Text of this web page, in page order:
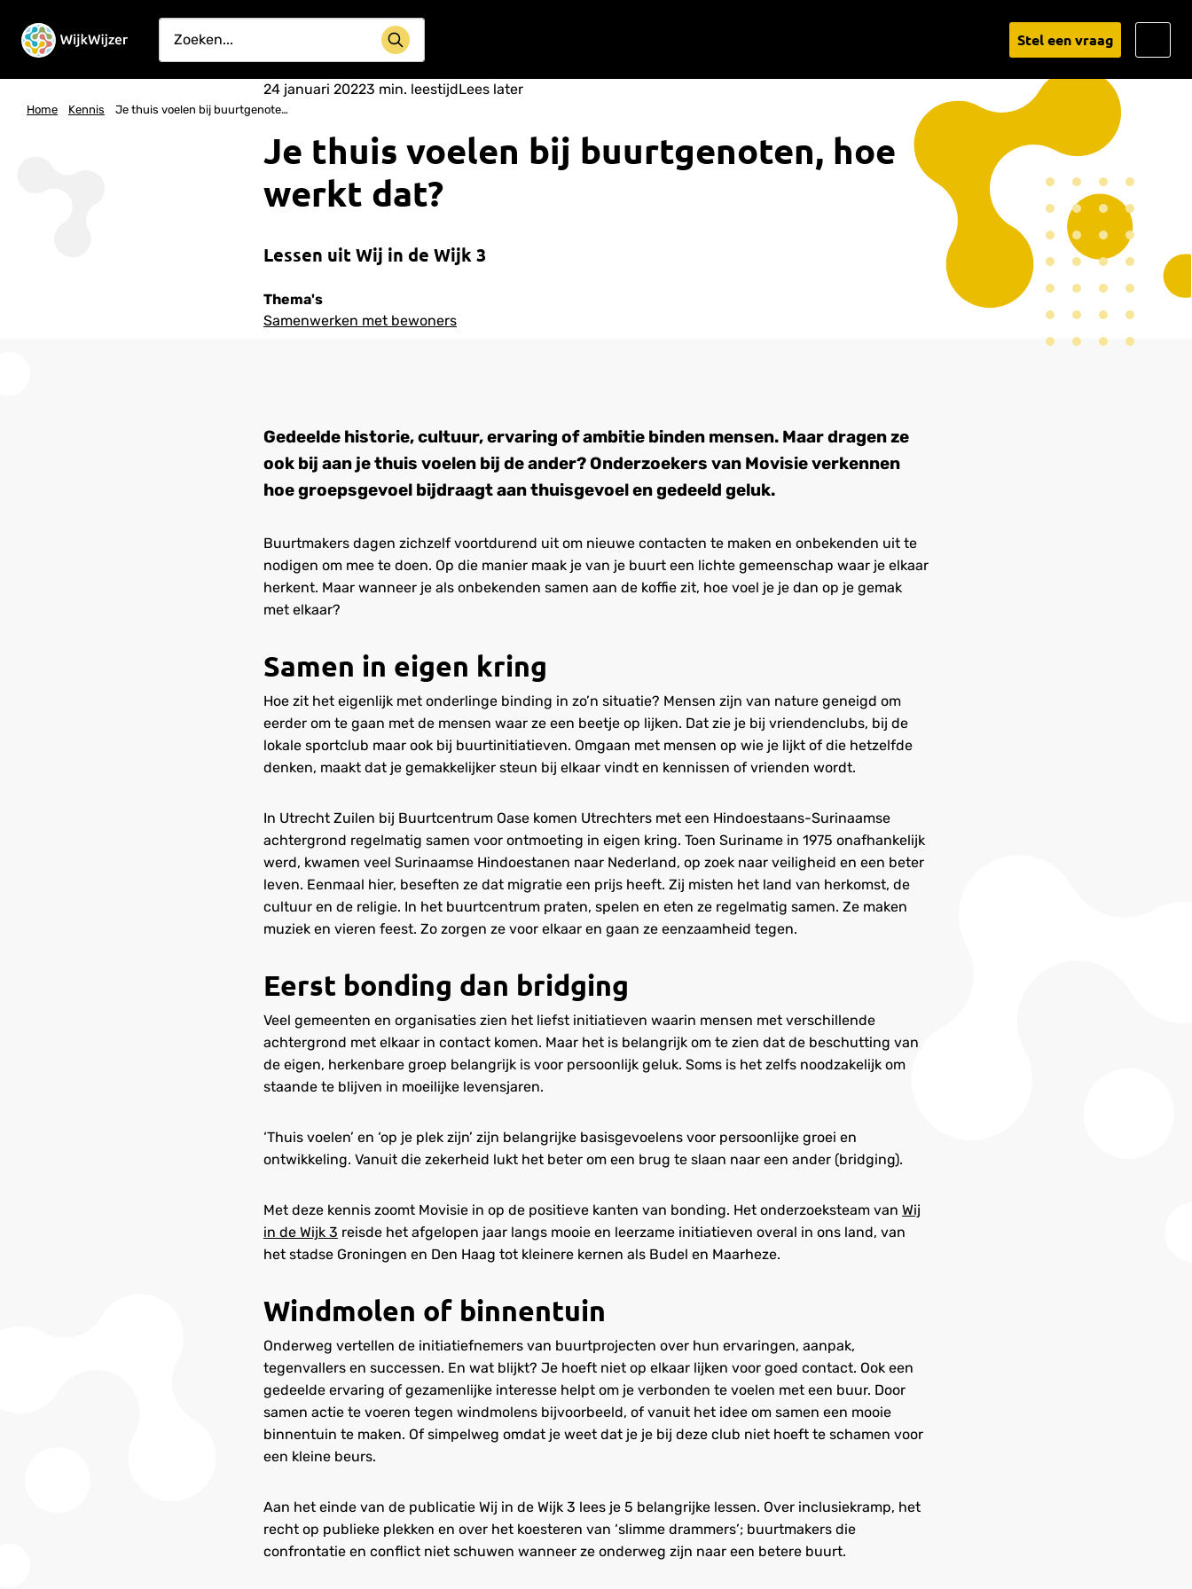
Stel een vraag
to
Home Kennis Je thuis voelen bij buurtgenoten, hoe werkt dat?
24 januari 20223 min. leestijdLees later
Je thuis voelen bij buurtgenoten, hoe
werkt dat?
Lessen uit Wij in de Wijk 3
Thema's
Samenwerken met bewoners
Gedeelde historie, cultuur, ervaring of ambitie binden mensen. Maar dragen ze
ook bij aan je thuis voelen bij de ander? Onderzoekers van Movisie verkennen
hoe groepsgevoel bijdraagt aan thuisgevoel en gedeeld geluk.
Buurtmakers dagen zichzelf voortdurend uit om nieuwe contacten te maken en onbekenden uit te
nodigen om mee te doen. Op die manier maak je van je buurt een lichte gemeenschap waar je elkaar
herkent. Maar wanneer je als onbekenden samen aan de koffie zit, hoe voel je je dan op je gemak
met elkaar?
Samen in eigen kring
Hoe zit het eigenlijk met onderlinge binding in zo’n situatie? Mensen zijn van nature geneigd om
eerder om te gaan met de mensen waar ze een beetje op lijken. Dat zie je bij vriendenclubs, bij de
lokale sportclub maar ook bij buurtinitiatieven. Omgaan met mensen op wie je lijkt of die hetzelfde
denken, maakt dat je gemakkelijker steun bij elkaar vindt en kennissen of vrienden wordt.
In Utrecht Zuilen bij Buurtcentrum Oase komen Utrechters met een Hindoestaans-Surinaamse
achtergrond regelmatig samen voor ontmoeting in eigen kring. Toen Suriname in 1975 onafhankelijk
werd, kwamen veel Surinaamse Hindoestanen naar Nederland, op zoek naar veiligheid en een beter
leven. Eenmaal hier, beseften ze dat migratie een prijs heeft. Zij misten het land van herkomst, de
cultuur en de religie. In het buurtcentrum praten, spelen en eten ze regelmatig samen. Ze maken
muziek en vieren feest. Zo zorgen ze voor elkaar en gaan ze eenzaamheid tegen.
Eerst bonding dan bridging
Veel gemeenten en organisaties zien het liefst initiatieven waarin mensen met verschillende
achtergrond met elkaar in contact komen. Maar het is belangrijk om te zien dat de beschutting van
de eigen, herkenbare groep belangrijk is voor persoonlijk geluk. Soms is het zelfs noodzakelijk om
staande te blijven in moeilijke levensjaren.
‘Thuis voelen’ en ‘op je plek zijn’ zijn belangrijke basisgevoelens voor persoonlijke groei en
ontwikkeling. Vanuit die zekerheid lukt het beter om een brug te slaan naar een ander (bridging).
Met deze kennis zoomt Movisie in op de positieve kanten van bonding. Het onderzoeksteam van Wij
in de Wijk 3 reisde het afgelopen jaar langs mooie en leerzame initiatieven overal in ons land, van
het stadse Groningen en Den Haag tot kleinere kernen als Budel en Maarheze.
Windmolen of binnentuin
Onderweg vertellen de initiatiefnemers van buurtprojecten over hun ervaringen, aanpak,
tegenvallers en successen. En wat blijkt? Je hoeft niet op elkaar lijken voor goed contact. Ook een
gedeelde ervaring of gezamenlijke interesse helpt om je verbonden te voelen met een buur. Door
samen actie te voeren tegen windmolens bijvoorbeeld, of vanuit het idee om samen een mooie
binnentuin te maken. Of simpelweg omdat je weet dat je je bij deze club niet hoeft te schamen voor
een kleine beurs.
Aan het einde van de publicatie Wij in de Wijk 3 lees je 5 belangrijke lessen. Over inclusiekramp, het
recht op publieke plekken en over het koesteren van ‘slimme drammers’; buurtmakers die
confrontatie en conflict niet schuwen wanneer ze onderweg zijn naar een betere buurt.